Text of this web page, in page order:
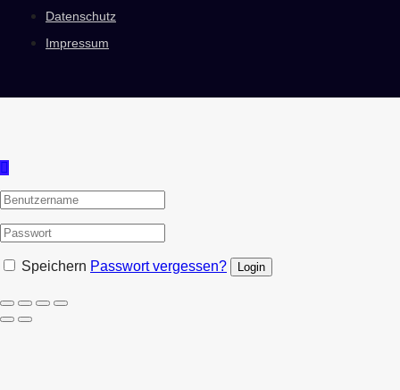
Datenschutz
Impressum
Speichern Passwort vergessen?